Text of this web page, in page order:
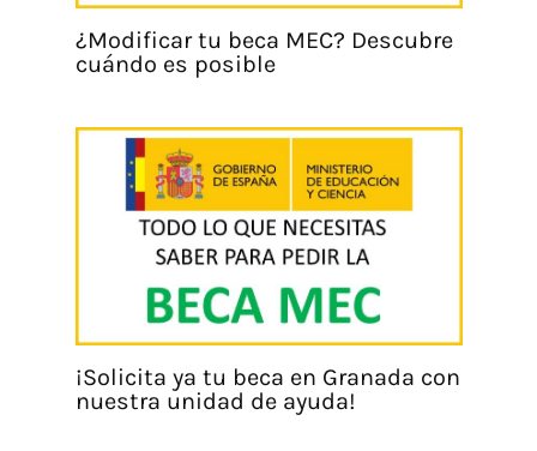
¿Modificar tu beca MEC? Descubre
cuándo es posible
¡Solicita ya tu beca en Granada con
nuestra unidad de ayuda!